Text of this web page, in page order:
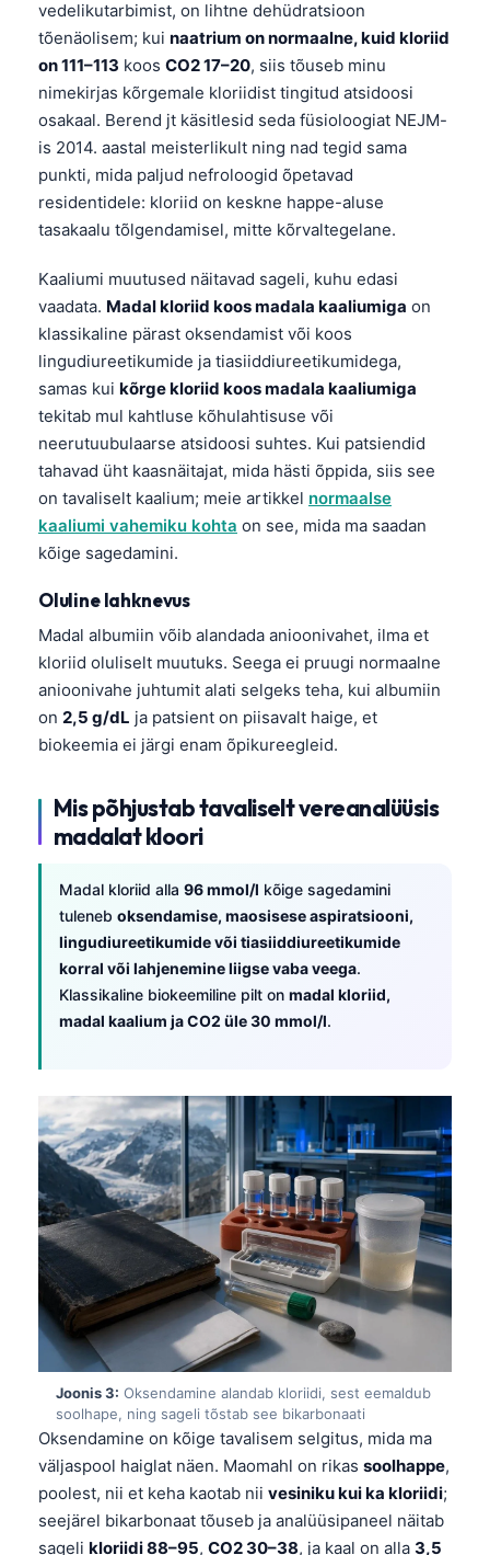
vedelikutarbimist, on lihtne dehüdratsioon
tõenäolisem; kui naatrium on normaalne, kuid kloriid
on 111–113 koos CO2 17–20, siis tõuseb minu
nimekirjas kõrgemale kloriidist tingitud atsidoosi
osakaal. Berend jt käsitlesid seda füsioloogiat NEJM-
is 2014. aastal meisterlikult ning nad tegid sama
punkti, mida paljud nefroloogid õpetavad
residentidele: kloriid on keskne happe-aluse
tasakaalu tõlgendamisel, mitte kõrvaltegelane.
Kaaliumi muutused näitavad sageli, kuhu edasi
vaadata. Madal kloriid koos madala kaaliumiga on
klassikaline pärast oksendamist või koos
lingudiureetikumide ja tiasiiddiureetikumidega,
samas kui kõrge kloriid koos madala kaaliumiga
tekitab mul kahtluse kõhulahtisuse või
neerutuubulaarse atsidoosi suhtes. Kui patsiendid
tahavad üht kaasnäitajat, mida hästi õppida, siis see
on tavaliselt kaalium; meie artikkel normaalse
kaaliumi vahemiku kohta on see, mida ma saadan
kõige sagedamini.
Oluline lahknevus
Madal albumiin võib alandada anioonivahet, ilma et
kloriid oluliselt muutuks. Seega ei pruugi normaalne
anioonivahe juhtumit alati selgeks teha, kui albumiin
on 2,5 g/dL ja patsient on piisavalt haige, et
biokeemia ei järgi enam õpikureegleid.
Mis põhjustab tavaliselt vereanalüüsis
madalat kloori
Madal kloriid alla 96 mmol/l kõige sagedamini
tuleneb oksendamise, maosisese aspiratsiooni,
lingudiureetikumide või tiasiiddiureetikumide
korral või lahjenemine liigse vaba veega.
Klassikaline biokeemiline pilt on madal kloriid,
madal kaalium ja CO2 üle 30 mmol/l.
Joonis 3: Oksendamine alandab kloriidi, sest eemaldub
soolhape, ning sageli tõstab see bikarbonaati
Oksendamine on kõige tavalisem selgitus, mida ma
väljaspool haiglat näen. Maomahl on rikas soolhappe,
poolest, nii et keha kaotab nii vesiniku kui ka kloriidi;
seejärel bikarbonaat tõuseb ja analüüsipaneel näitab
sageli kloriidi 88–95, CO2 30–38, ja kaal on alla 3,5